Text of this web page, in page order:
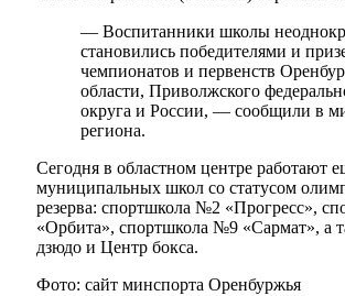
— Воспитанники школы
становились победителями и
чемпионатов и первенств
области, Приволжского
округа и России, — сообщили в
региона.
Сегодня в областном центре работают
муниципальных школ со статусом
резерва: спортшкола №2 «Прогресс»,
«Орбита», спортшкола №9 «Сармат», а
дзюдо и Центр бокса.
Фото: сайт минспорта Оренбуржья